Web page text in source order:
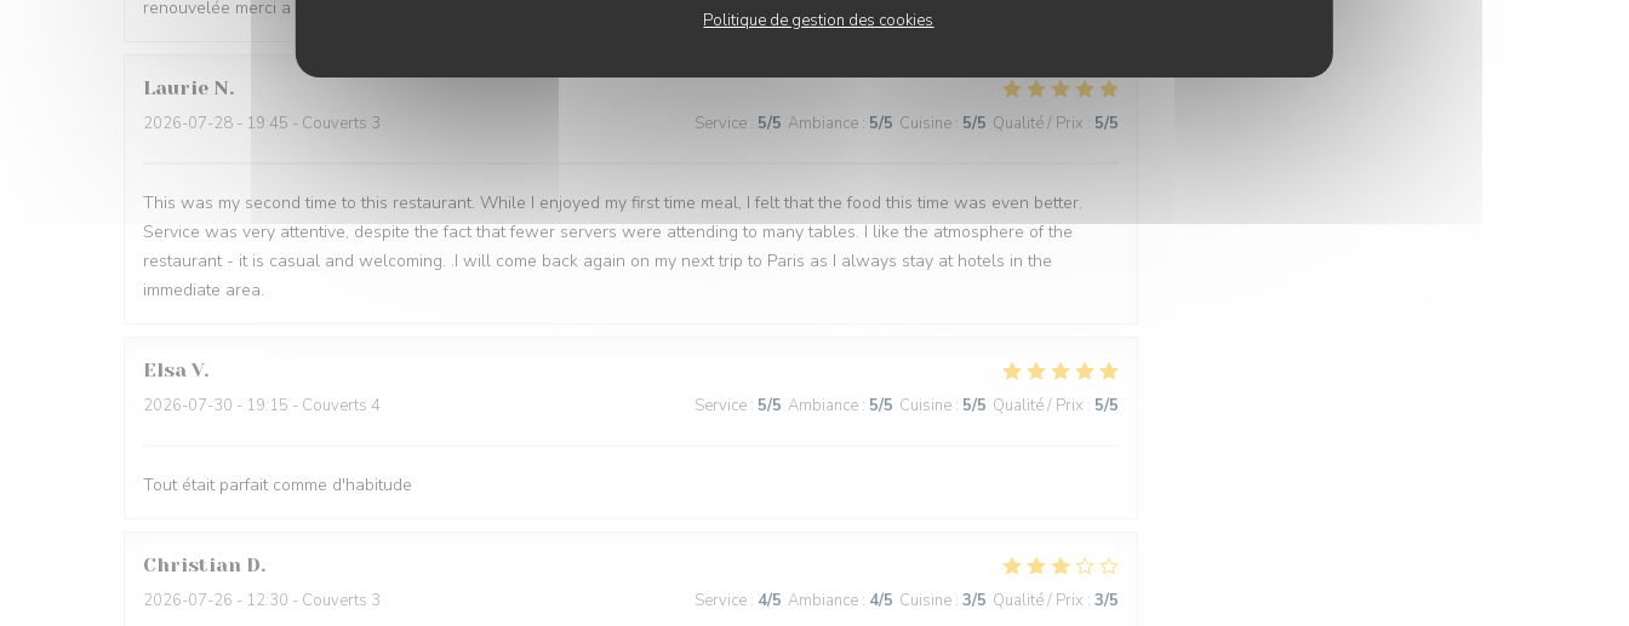
Politique de gestion des cookies
renouvelée merci a toute l’equipe !!!
Laurie N
2026-07-28 - 19:45 - Couverts 3 Service : 5/5 Ambiance : 5/5 Cuisine : 5/5 Qualité / Prix : 5/5
This was my second time to this restaurant. While I enjoyed my first time meal, I felt that the food this time was even better.
Service was very attentive, despite the fact that fewer servers were attending to many tables. I like the atmosphere of the
restaurant - it is casual and welcoming. .I will come back again on my next trip to Paris as I always stay at hotels in the
immediate area.
Elsa V
2026-07-30 - 19:15 - Couverts 4 Service : 5/5 Ambiance : 5/5 Cuisine : 5/5 Qualité / Prix : 5/5
Tout était parfait comme d'habitude
Christian D
2026-07-26 - 12:30 - Couverts 3 Service : 4/5 Ambiance : 4/5 Cuisine : 3/5 Qualité / Prix : 3/5